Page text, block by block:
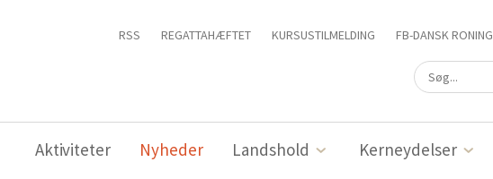
RSS REGATTAHÆFTET KURSUSTILMELDING FB-DANSK RONING
Aktiviteter Nyheder Landshold Kerneydelser